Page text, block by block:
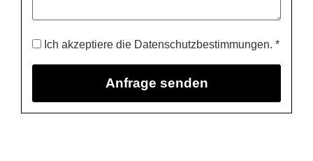
Ich akzeptiere die Datenschutzbestimmungen. *